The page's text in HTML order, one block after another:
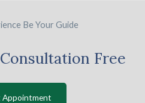
Be Your Guide
Free
Appointment